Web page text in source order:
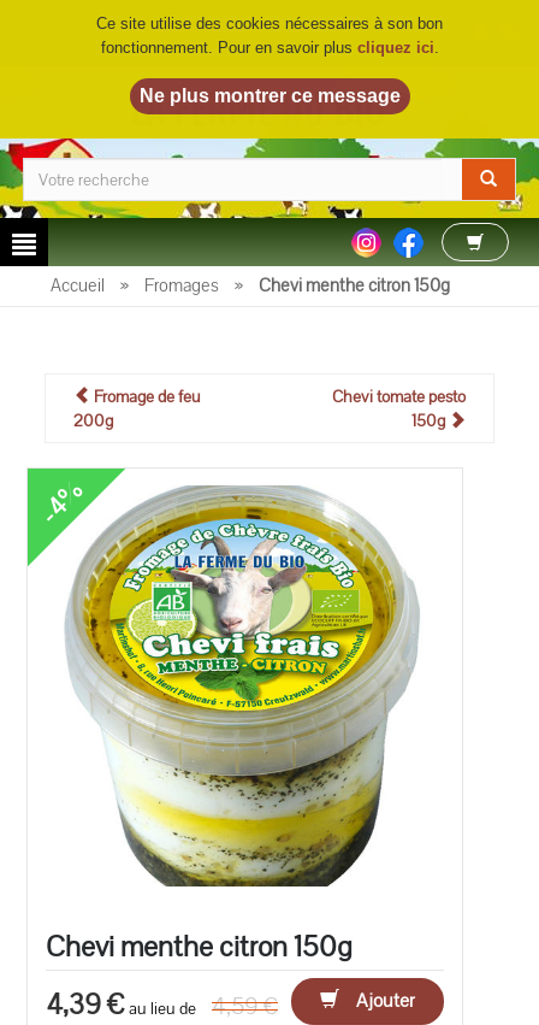
LA FERME DU BIO©
Accueil » Fromages » Chevi menthe citron 150g
Fromage de feu
200g
Chevi tomate pesto
150g
-4%
Chevi menthe citron 150g
4,39 €au lieu de 4,59 €
Ajouter
Ce site utilise des cookies nécessaires à son bon
fonctionnement. Pour en savoir plus cliquez ici.